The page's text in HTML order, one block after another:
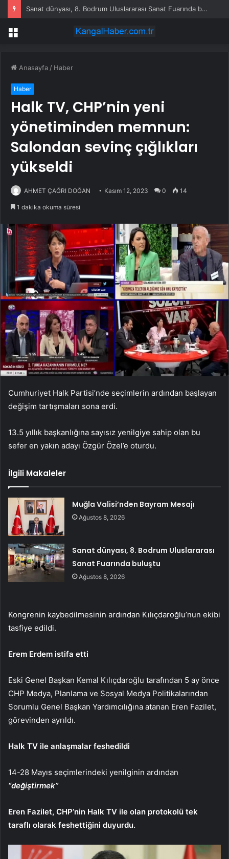
Sanat dünyası, 8. Bodrum Uluslararası Sanat Fuarında buluştu
Menü
Anasayfa / Haber
Haber
Halk TV, CHP’nin yeni
yönetiminden memnun:
Salondan sevinç çığlıkları
yükseldi
AHMET ÇAĞRI DOĞAN Kasım 12, 2023 0 14
1 dakika okuma süresi
Cumhuriyet Halk Partisi’nde seçimlerin ardından başlayan
değişim tartışmaları sona erdi.
13.5 yıllık başkanlığına sayısız yenilgiye sahip olan bu
sefer en yakın adayı Özgür Özel’e oturdu.
İlgili Makaleler
Muğla Valisi’nden Bayram Mesajı
Ağustos 8, 2026
Sanat dünyası, 8. Bodrum Uluslararası
Sanat Fuarında buluştu
Ağustos 8, 2026
Kongrenin kaybedilmesinin ardından Kılıçdaroğlu’nun ekibi
tasfiye edildi.
Erem Erdem istifa etti
Eski Genel Başkan Kemal Kılıçdaroğlu tarafından 5 ay önce
CHP Medya, Planlama ve Sosyal Medya Politikalarından
Sorumlu Genel Başkan Yardımcılığına atanan Eren Fazilet,
görevinden ayrıldı.
Halk TV ile anlaşmalar feshedildi
14-28 Mayıs seçimlerindeki yenilginin ardından
“değiştirmek”
Eren Fazilet, CHP’nin Halk TV ile olan protokolü tek
taraflı olarak feshettiğini duyurdu.